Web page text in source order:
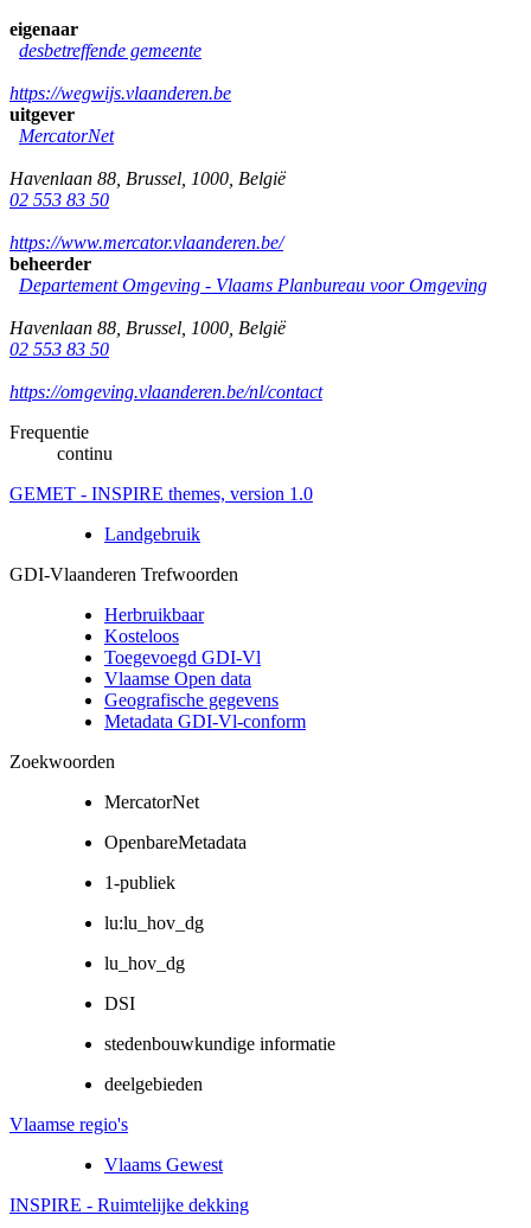
eigenaar
desbetreffende gemeente
https://wegwijs.vlaanderen.be
uitgever
MercatorNet
Havenlaan 88 Brussel 1000 België
02 553 83 50
https://www.mercator.vlaanderen.be/
beheerder
Departement Omgeving - Vlaams Planbureau voor Omgeving
Havenlaan 88 Brussel 1000 België
02 553 83 50
https://omgeving.vlaanderen.be/nl/contact
Frequentie
continu
GEMET - INSPIRE themes, version 1.0
Landgebruik
GDI-Vlaanderen Trefwoorden
Herbruikbaar
Kosteloos
Toegevoegd GDI-Vl
Vlaamse Open data
Geografische gegevens
Metadata GDI-Vl-conform
Zoekwoorden
MercatorNet
OpenbareMetadata
1-publiek
lu:lu_hov_dg
lu_hov_dg
DSI
stedenbouwkundige informatie
deelgebieden
Vlaamse regio's
Vlaams Gewest
INSPIRE - Ruimtelijke dekking